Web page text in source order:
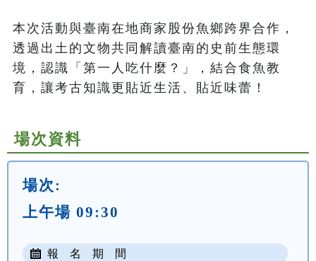
本次活動與臺南在地商家股份魚鄉跨界合作，
透過出土的文物共同解讀臺南的史前生態環
境，認識「第一人吃什麼？」，結合食魚教
育，讓考古知識更貼近生活、貼近味蕾！
場次資料
場次:
上午場 09:30
報 名 期 間